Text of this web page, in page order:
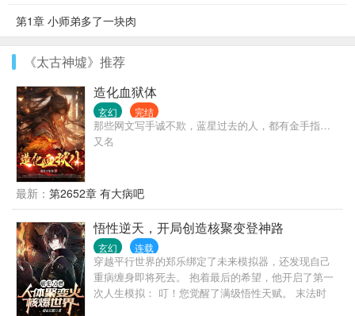
第1章 小师弟多了一块肉
《太古神墟》推荐
造化血狱体
玄幻 完结
那些网文写手诚不欺，蓝星过去的人，都有金手指…
又名
最新： 第2652章 有大病吧
悟性逆天，开局创造核聚变登神路
玄幻 连载
穿越平行世界的郑乐绑定了未来模拟器，还发现自己
重病缠身即将死去。 抱着最后的希望，他开启了第一
次人生模拟： 叮！您觉醒了满级悟性天赋。 末法时